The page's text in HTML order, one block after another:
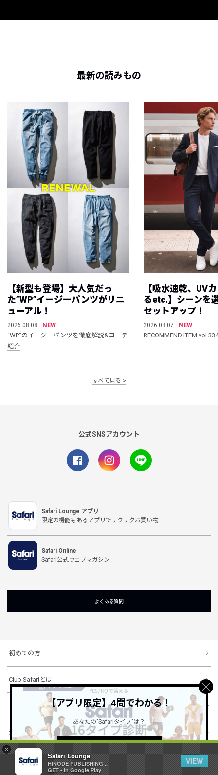
×
Safari Lounge
HINODE PUBLISHING ..
GET - In Google Play
VIEW
最新の読みもの
【新型も登場】大人気だっ
た”WP”イージーパンツがリニ
ューアル！
2026.08.08
NEW
“WP”のイージーパンツを徹底解説&コーデ
紹介
【吸水速乾、UV
るetc.】シーンを
セットアップ！
2026.08.07
NEW
RECOMMEND ITEM vol.334
すべて見る
公式SNSアカウント
Safari Lounge アプリ
限定の機能もあるアプリでサクサクお買い物
Safari Online
Safari公式ウェブマガジン
よくある質問
初めての方
Club Safariとは
ショッピングガイド
会社概要・規約
© 1996-2026 HINODE PUBLISHING co., ltd. All Rights Reserved.
【アプリ限定】4問でわかる！
あなたの"Safariタイプ"は？
詳しくはこちら ＞